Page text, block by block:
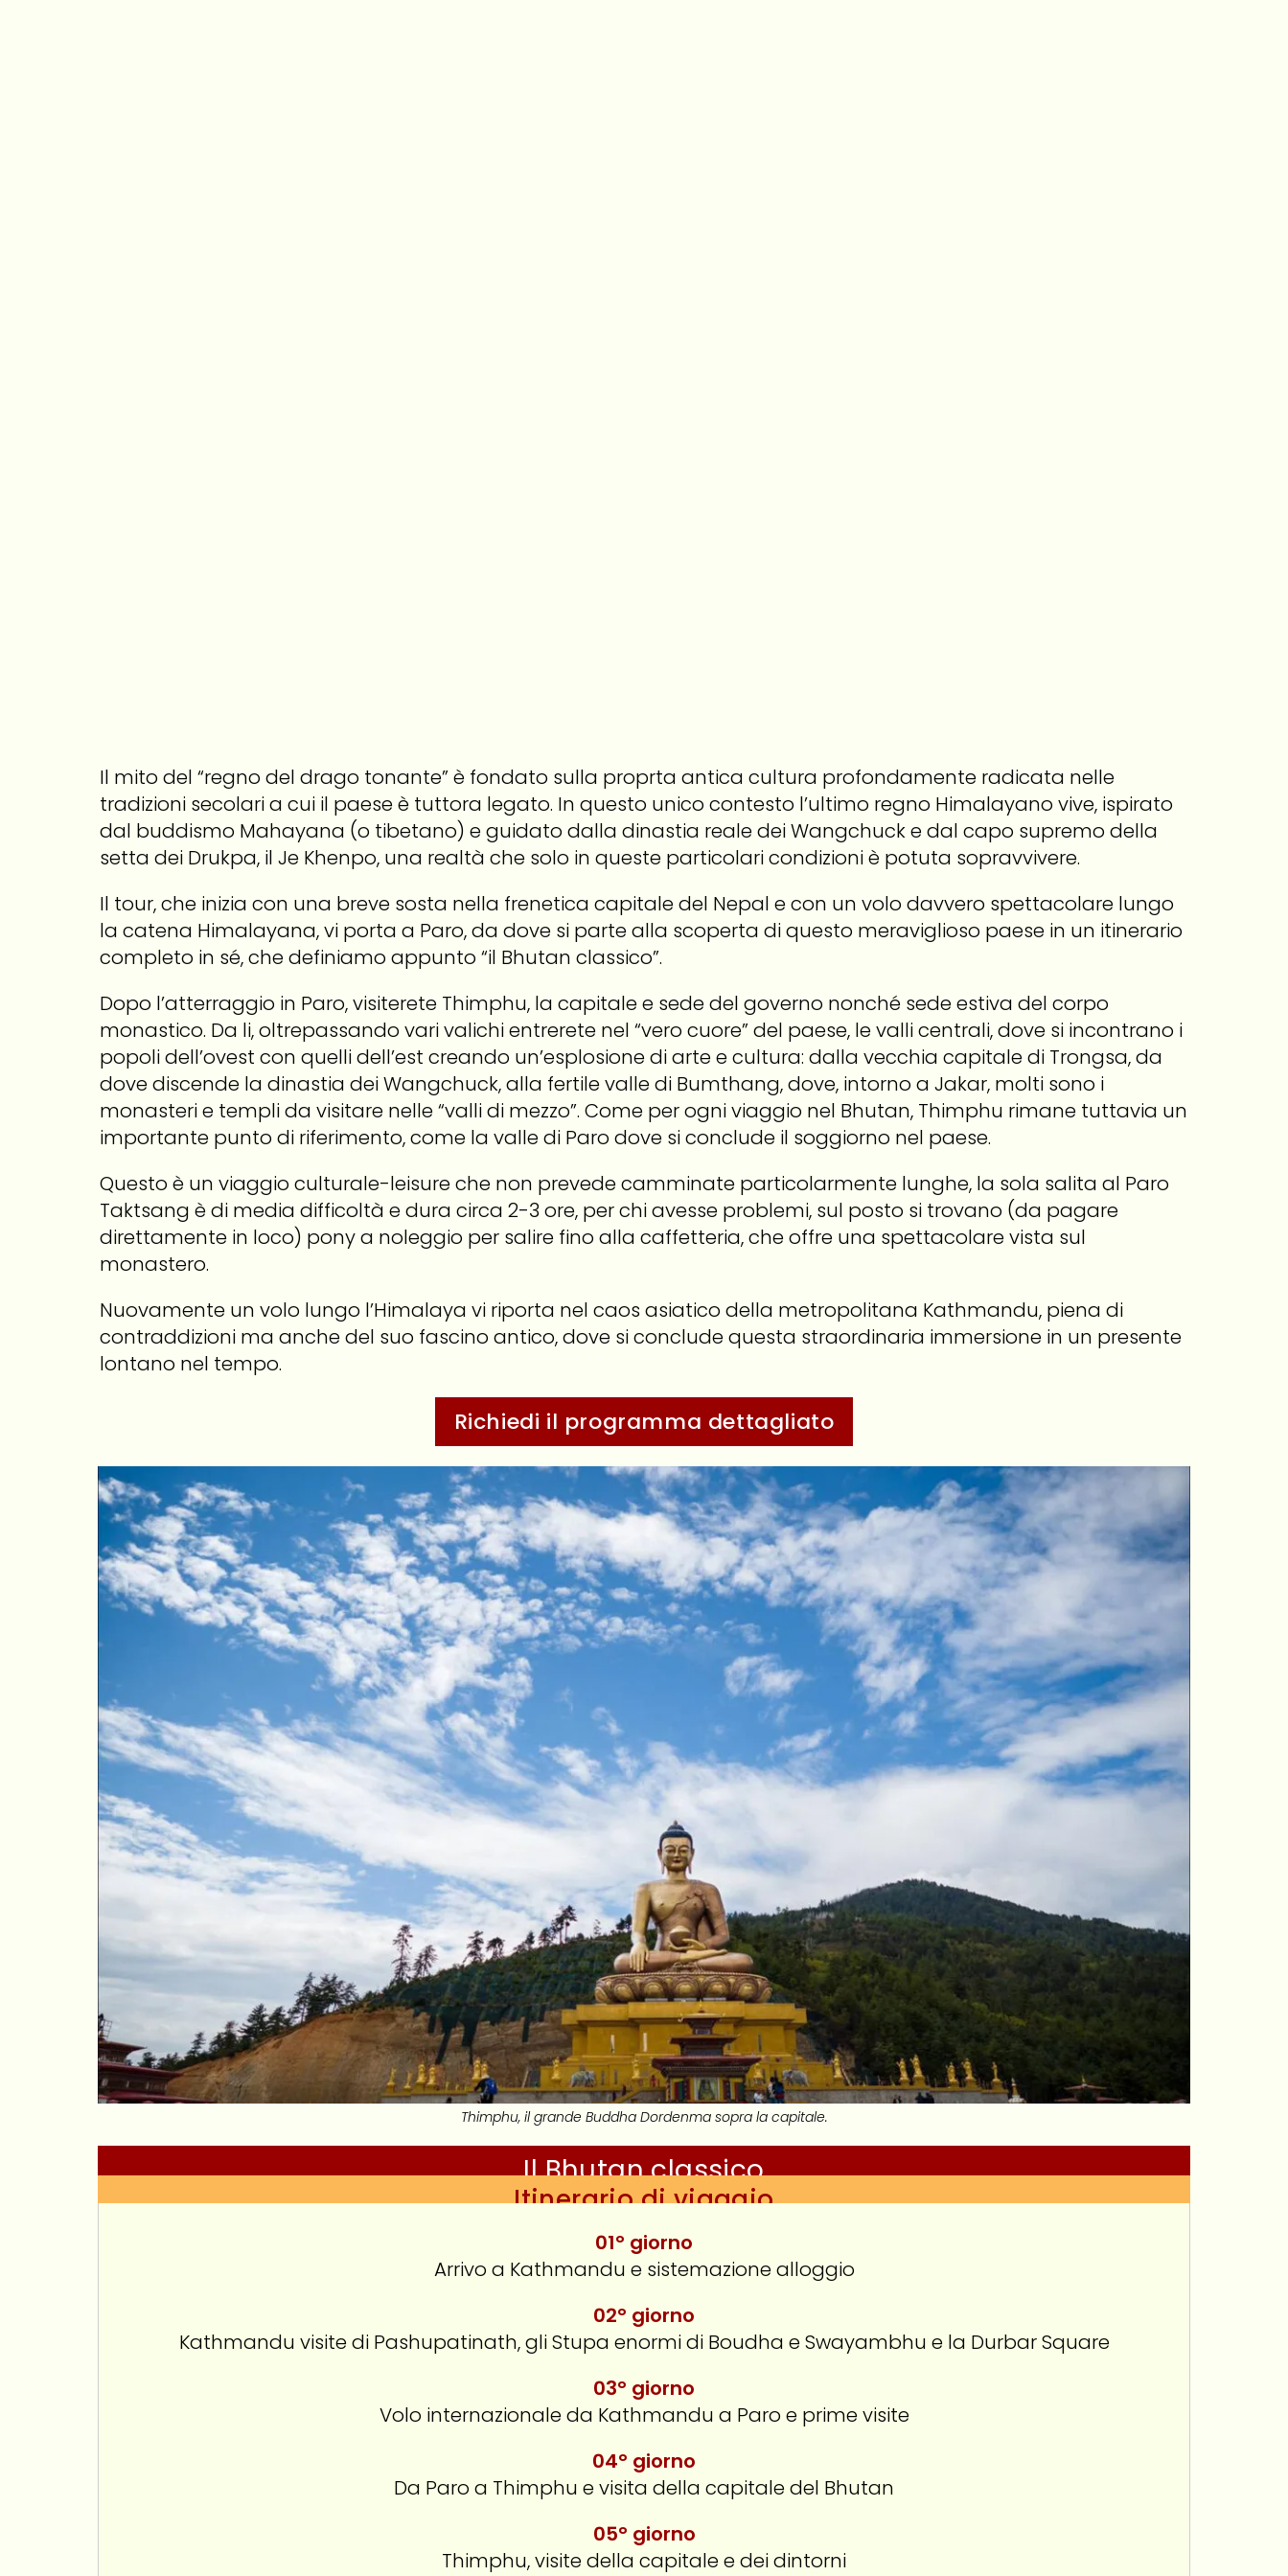
Il mito del “regno del drago tonante” è fondato sulla proprta antica cultura profondamente radicata nelle
tradizioni secolari a cui il paese è tuttora legato. In questo unico contesto l’ultimo regno Himalayano vive, ispirato
dal buddismo Mahayana (o tibetano) e guidato dalla dinastia reale dei Wangchuck e dal capo supremo della
setta dei Drukpa, il Je Khenpo, una realtà che solo in queste particolari condizioni è potuta sopravvivere.
Il tour, che inizia con una breve sosta nella frenetica capitale del Nepal e con un volo davvero spettacolare lungo
la catena Himalayana, vi porta a Paro, da dove si parte alla scoperta di questo meraviglioso paese in un itinerario
completo in sé, che definiamo appunto “il Bhutan classico”.
Dopo l’atterraggio in Paro, visiterete Thimphu, la capitale e sede del governo nonché sede estiva del corpo
monastico. Da li, oltrepassando vari valichi entrerete nel “vero cuore” del paese, le valli centrali, dove si incontrano i
popoli dell’ovest con quelli dell’est creando un’esplosione di arte e cultura: dalla vecchia capitale di Trongsa, da
dove discende la dinastia dei Wangchuck, alla fertile valle di Bumthang, dove, intorno a Jakar, molti sono i
monasteri e templi da visitare nelle “valli di mezzo”. Come per ogni viaggio nel Bhutan, Thimphu rimane tuttavia un
importante punto di riferimento, come la valle di Paro dove si conclude il soggiorno nel paese.
Questo è un viaggio culturale-leisure che non prevede camminate particolarmente lunghe, la sola salita al Paro
Taktsang è di media difficoltà e dura circa 2-3 ore, per chi avesse problemi, sul posto si trovano (da pagare
direttamente in loco) pony a noleggio per salire fino alla caffetteria, che offre una spettacolare vista sul
monastero.
Nuovamente un volo lungo l’Himalaya vi riporta nel caos asiatico della metropolitana Kathmandu, piena di
contraddizioni ma anche del suo fascino antico, dove si conclude questa straordinaria immersione in un presente
lontano nel tempo.
Richiedi il programma dettagliato
Thimphu, il grande Buddha Dordenma sopra la capitale.
Il Bhutan classico
Itinerario di viaggio
01° giorno
Arrivo a Kathmandu e sistemazione alloggio
02° giorno
Kathmandu visite di Pashupatinath, gli Stupa enormi di Boudha e Swayambhu e la Durbar Square
03° giorno
Volo internazionale da Kathmandu a Paro e prime visite
04° giorno
Da Paro a Thimphu e visita della capitale del Bhutan
05° giorno
Thimphu, visite della capitale e dei dintorni